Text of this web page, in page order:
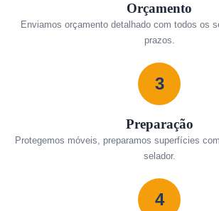
Orçamento
Enviamos orçamento detalhado com todos os
prazos.
3
Preparação
Protegemos móveis, preparamos superfícies
selador.
4